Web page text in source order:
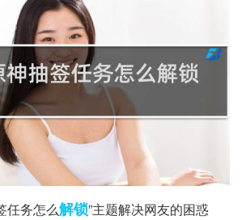
任务怎么解锁”主题解决网友的困惑